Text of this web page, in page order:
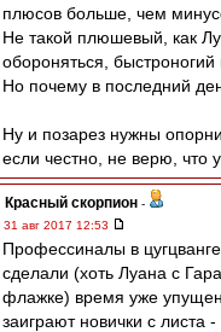
плюсов больше, чем
Не такой плюшевый, как
обороняться, быстроногий
Но почему в последний
Ну и позарез нужны
если честно, не верю, что
Красный скорпион -
31 авг 2017 12:53
Профессиналы в
сделали (хоть Луана с
флажке) время уже
заиграют новички с листа